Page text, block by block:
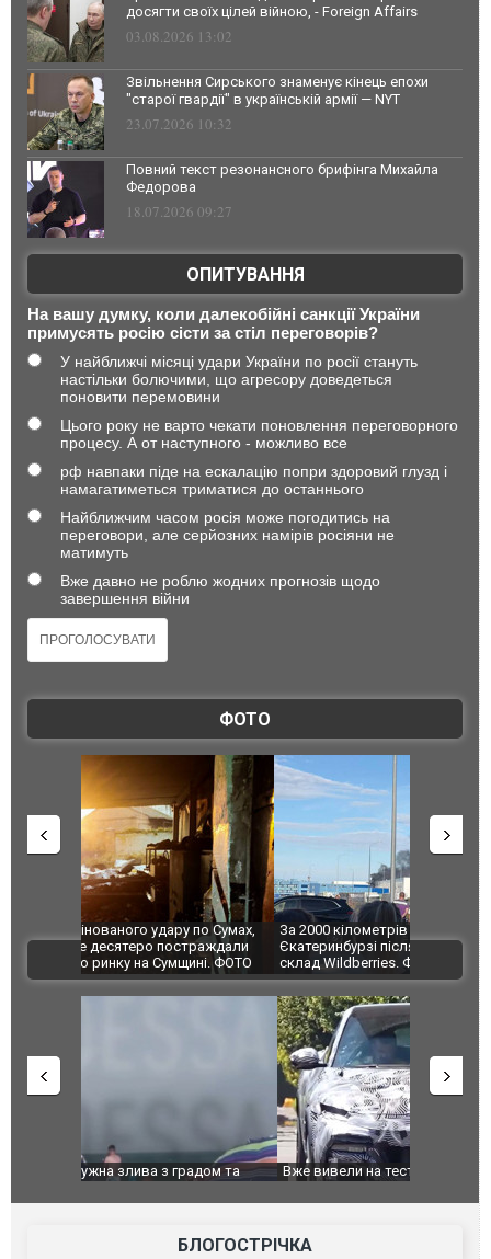
досягти своїх цілей війною, - Foreign Affairs
03.08.2026 13:02
Звільнення Сирського знаменує кінець епохи
"старої гвардії" в українській армії — NYT
23.07.2026 10:32
Повний текст резонансного брифінга Михайла
Федорова
18.07.2026 09:27
ОПИТУВАННЯ
На вашу думку, коли далекобійні санкції України
примусять росію сісти за стіл переговорів?
У найближчі місяці удари України по росії стануть
настільки болючими, що агресору доведеться
поновити перемовини
Цього року не варто чекати поновлення переговорного
процесу. А от наступного - можливо все
рф навпаки піде на ескалацію попри здоровий глузд і
намагатиметься триматися до останнього
Найближчим часом росія може погодитись на
переговори, але серйозних намірів росіяни не
матимуть
Вже давно не роблю жодних прогнозів щодо
завершення війни
ФОТО
За 2000 кілометрів від кордону з Україною: в
Єкатеринбурзі після атаки дронів загорівся
склад Wildberries. ФОТО. ВІДЕО
"Мої
ВІДЕО
Вже вивели на тести: Ferrari готує оновлення
Вийшов
фільму
БЛОГОСТРІЧКА